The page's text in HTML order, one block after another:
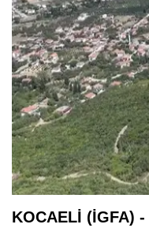
KOCAELİ (İGFA) -